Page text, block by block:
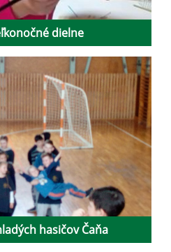
dielne
hasičov Čaňa